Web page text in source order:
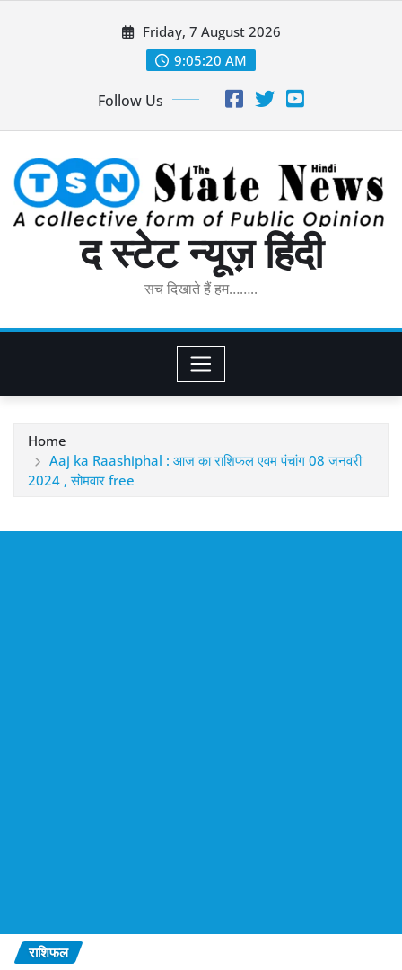
Friday, 7 August 2026
9:05:21 AM
Follow Us
द स्टेट न्यूज़ हिंदी
सच दिखाते हैं हम……..
Home
Aaj ka Raashiphal : आज का राशिफल एवम पंचांग 08 जनवरी
2024 , सोमवार free
राशिफल